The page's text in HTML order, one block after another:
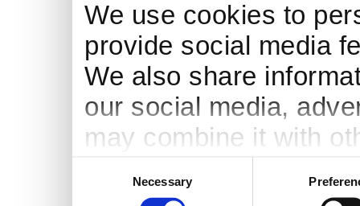
We use cookies to
provide social media
We also share
our social media,
may combine it with
services.
Necessary